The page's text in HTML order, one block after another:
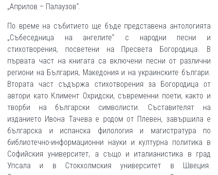
„Априлов – Палаузов“.
По време на събитието ще бъде представена антологията
„Събеседница на ангелите“ с народни песни и
стихотворения, посветени на Пресвета Богородица. В
първата част на книгата са включени песни от различни
региони на България, Македония и на украинските българи.
Втората част съдържа стихотворения за Богородица от
автори като Климент Охридски, съвременни поети, както и
творби на български символисти. Съставителят на
изданието Ивона Тачева е родом от Плевен, завършила е
българска и испанска филология и магистратура по
библиотечно-информационни науки и културна политика в
Софийския университет, а също и италианистика в град
Упсала и в Стокхолмския университет в Швеция.